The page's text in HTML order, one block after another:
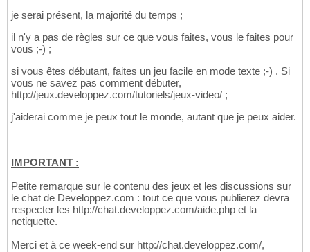
je serai présent, la majorité du temps ;
il n'y a pas de règles sur ce que vous faites, vous le faites pour
vous ;-) ;
si vous êtes débutant, faites un jeu facile en mode texte ;-) . Si
vous ne savez pas comment débuter,
http://jeux.developpez.com/tutoriels/jeux-video/ ;
j'aiderai comme je peux tout le monde, autant que je peux aider.
IMPORTANT :
Petite remarque sur le contenu des jeux et les discussions sur
le chat de Developpez.com : tout ce que vous publierez devra
respecter les http://chat.developpez.com/aide.php et la
netiquette.
Merci et à ce week-end sur http://chat.developpez.com/,